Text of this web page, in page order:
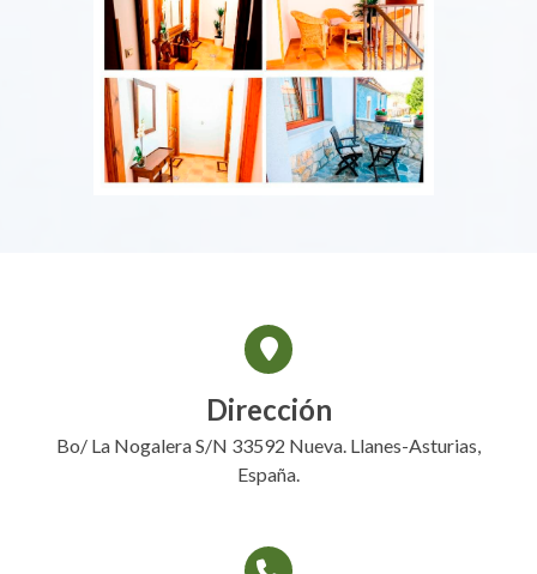
Dirección
Bo/ La Nogalera S/N 33592 Nueva. Llanes-Asturias,
España.